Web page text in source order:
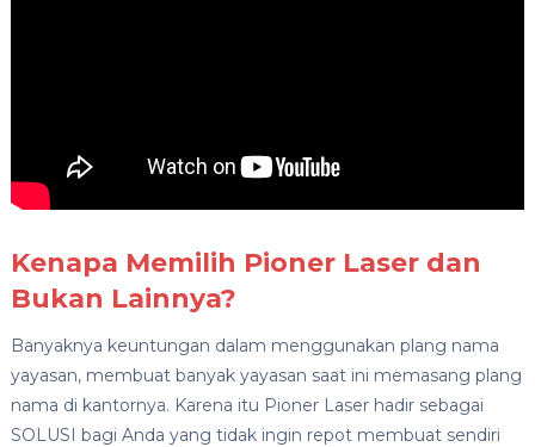
Kenapa Memilih Pioner Laser dan
Bukan Lainnya?
Banyaknya keuntungan dalam menggunakan plang nama
yayasan, membuat banyak yayasan saat ini memasang plang
nama di kantornya. Karena itu Pioner Laser hadir sebagai
SOLUSI bagi Anda yang tidak ingin repot membuat sendiri